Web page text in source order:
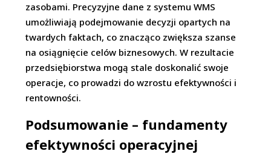
zasobami. Precyzyjne dane z systemu WMS
umożliwiają podejmowanie decyzji opartych na
twardych faktach, co znacząco zwiększa szanse
na osiągnięcie celów biznesowych. W rezultacie
przedsiębiorstwa mogą stale doskonalić swoje
operacje, co prowadzi do wzrostu efektywności i
rentowności.
Podsumowanie – fundamenty
efektywności operacyjnej